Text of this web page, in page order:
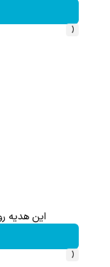
‹
این هدیه
‹